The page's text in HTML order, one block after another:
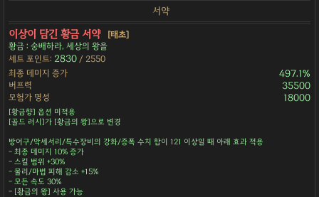
서약
이상이 담긴 황금 서약
[태초]
황금 : 숭배하라, 세상의 왕을
세트 포인트: 2830 / 2550
최종 데미지 증가
497.1%
버프력 35500
모험가 명성 18000
[황금향] 옵션 미적용
[골드 러시]가 [황금의 왕]으로 변경
방어구/악세서리/특수장비의 강화/증폭 수치 합이 121 이상일 때 아래 효과 적용
- 최종 데미지 10% 증가
- 스킬 범위 +30%
- 물리/마법 피해 감소 +15%
- 모든 속도 30%
- [황금의 왕] 사용 가능